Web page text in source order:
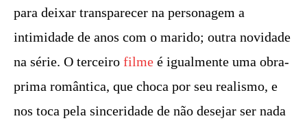
para deixar transparecer na personagem a
intimidade de anos com o marido; outra novidade
na série. O terceiro filme é igualmente uma obra-
prima romântica, que choca por seu realismo, e
nos toca pela sinceridade de não desejar ser nada